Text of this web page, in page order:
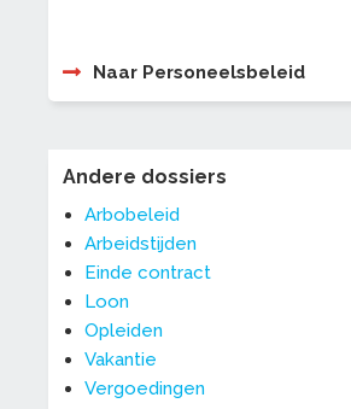
Naar Personeelsbeleid
Andere dossiers
Arbobeleid
Arbeidstijden
Einde contract
Loon
Opleiden
Vakantie
Vergoedingen